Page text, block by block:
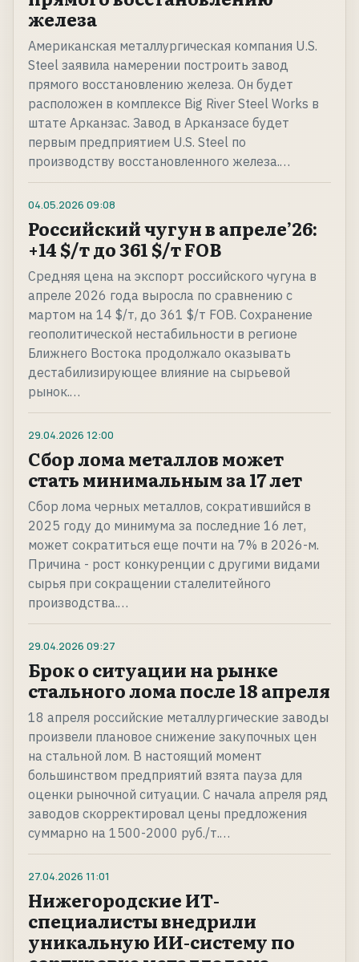
железа
Американская металлургическая компания U.S.
Steel заявила намерении построить завод
прямого восстановлению железа. Он будет
расположен в комплексе Big River Steel Works в
штате Арканзас. Завод в Арканзасе будет
первым предприятием U.S. Steel по
производству восстановленного железа.…
04.05.2026 09:08
Российский чугун в апреле’26:
+14 $/т до 361 $/т FOB
Средняя цена на экспорт российского чугуна в
апреле 2026 года выросла по сравнению с
мартом на 14 $/т, до 361 $/т FOB. Cохранение
геополитической нестабильности в регионе
Ближнего Востока продолжало оказывать
дестабилизирующее влияние на сырьевой
рынок.…
29.04.2026 12:00
Сбор лома металлов может
стать минимальным за 17 лет
Сбор лома черных металлов, сократившийся в
2025 году до минимума за последние 16 лет,
может сократиться еще почти на 7% в 2026-м.
Причина - рост конкуренции с другими видами
сырья при сокращении сталелитейного
производства.…
29.04.2026 09:27
Брок о ситуации на рынке
стального лома после 18 апреля
18 апреля российские металлургические заводы
произвели плановое снижение закупочных цен
на стальной лом. В настоящий момент
большинством предприятий взята пауза для
оценки рыночной ситуации. С начала апреля ряд
заводов скорректировал цены предложения
суммарно на 1500-2000 руб./т.…
27.04.2026 11:01
Нижегородские ИТ-
специалисты внедрили
уникальную ИИ-систему по